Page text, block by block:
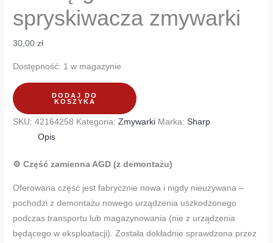
spryskiwacza zmywarki
30,00zł
Dostępność: 1 w magazynie
DODAJ DO
KOSZYKA
SKU:42164258 Kategoria:Zmywarki Marka:Sharp
Opis
⚙️ Część zamienna AGD (z demontażu)
Oferowana część jest fabrycznie nowa i nigdy nieużywana –
pochodzi z demontażu nowego urządzenia uszkodzonego
podczas transportu lub magazynowania (nie z urządzenia
będącego w eksploatacji). Została dokładnie sprawdzona przez